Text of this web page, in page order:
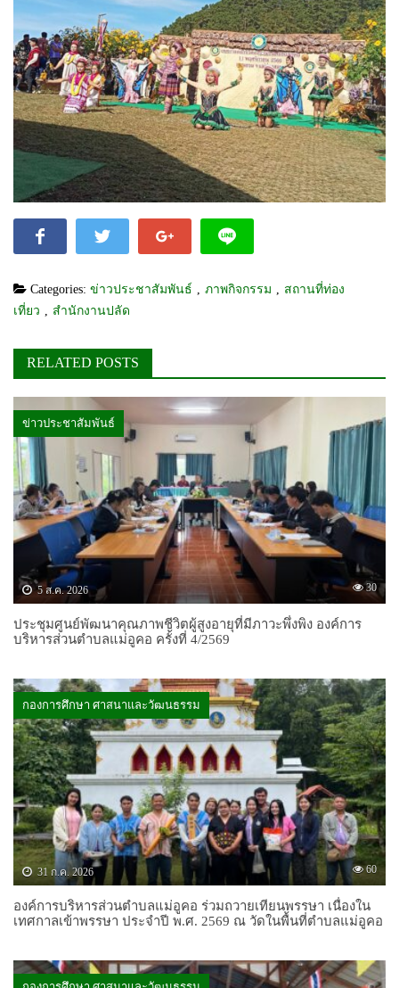
Categories: ข่าวประชาสัมพันธ์ , ภาพกิจกรรม , สถานที่ท่อง
เที่ยว , สำนักงานปลัด
RELATED POSTS
ข่าวประชาสัมพันธ์
5 ส.ค. 2026 30
ประชุมศูนย์พัฒนาคุณภาพชีวิตผู้สูงอายุที่มีภาวะพึ่งพิง องค์การ
บริหารส่วนตำบลแม่อูคอ ครั้งที่ 4/2569
กองการศึกษา ศาสนาและวัฒนธรรม
31 ก.ค. 2026 60
องค์การบริหารส่วนตำบลแม่อูคอ ร่วมถวายเทียนพรรษา เนื่องใน
เทศกาลเข้าพรรษา ประจำปี พ.ศ. 2569 ณ วัดในพื้นที่ตำบลแม่อูคอ